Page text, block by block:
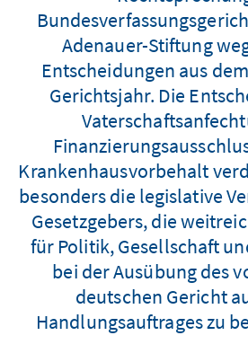
Adenauer-Stiftung
Entscheidungen aus
Gerichtsjahr. Die
Krankenhausvorbehalt
besonders die legislative
Gesetzgebers, die
für Politik, Gesellschaft
bei der Ausübung des
deutschen Gericht
Handlungsauftrages zu